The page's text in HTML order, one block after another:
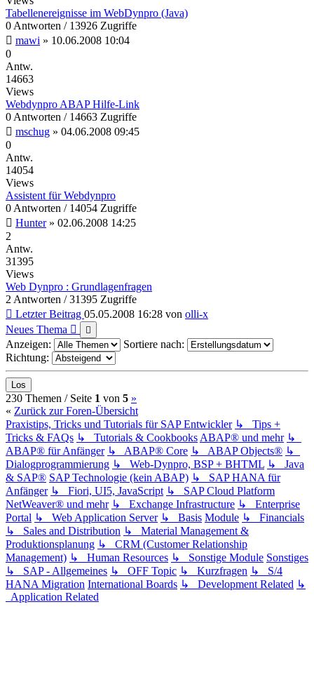
Tabellenereignisse im WebDynpro (Java)
0 Antworten / 13926 Zugriffe
mawi » 10.06.2008 10:04
0
Antw.
14663
Views
Webdynpro ABAP Hilfe-Link
0 Antworten / 14663 Zugriffe
mschug » 04.06.2008 09:45
0
Antw.
14054
Views
Assistent für Webdynpro
0 Antworten / 14054 Zugriffe
Hunter» 02.06.2008 14:25
2
Antw.
31395
Views
Web Dynpro : Grundlagenfragen
2 Antworten / 31395 Zugriffe
Letzter Beitrag 05.05.2008 16:28 von olli-x
Neues Thema
Anzeigen:
Sortiere nach:
Richtung:
230 Themen / Seite 1 von 5 (current)
»
« Zurück zur Foren-Übersicht
Praxistips, Tricks und Tutorials für SAP Entwickler ↳ Tips +
Tricks & FAQs ↳ Tutorials & Cookbooks ABAP® und mehr ↳
ABAP® für Anfänger ↳ ABAP® Core ↳ ABAP Objects® ↳
Dialogprogrammierung ↳ Web-Dynpro, BSP + BHTML ↳ Java
& SAP® SAP Technologie (kein ABAP) ↳ SAP HANA für
Anfänger ↳ Fiori, UI5, JavaScript ↳ SAP Cloud Platform
NetWeaver® und mehr ↳ Exchange Infrastructure ↳ Enterprise
Portal ↳ Web Application Server ↳ Basis Module ↳ Financials
↳ Sales and Distribution ↳ Material Management &
Produktionsplanung ↳ CRM (Customer Relationship
Management) ↳ Human Resources ↳ Sonstige Module Sonstiges
↳ SAP - Allgemeines ↳ OFF Topic ↳ Kurzfragen ↳ S/4
HANA Migration International Boards ↳ Development Related ↳
Application Related